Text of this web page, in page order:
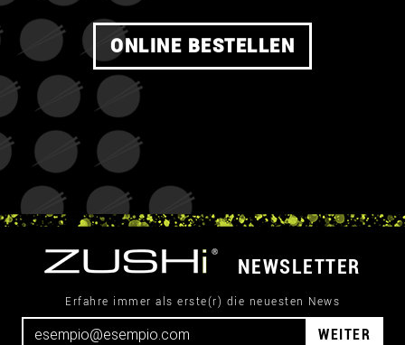
ONLINE BESTELLEN
NEWSLETTER
Erfahre immer als erste(r) die neuesten News
WEITER